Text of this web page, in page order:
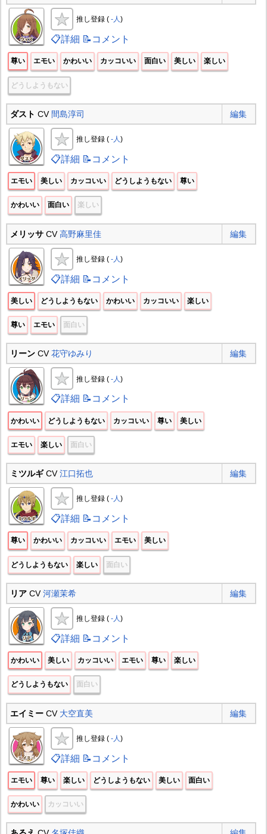
推し登録 ( -人)
📋詳細 📝コメント
尊い エモい かわいい カッコいい 面白い 美しい 楽しい
どうしようもない
ダスト CV 間島淳司 編集
推し登録 ( -人)
📋詳細 📝コメント
エモい 美しい カッコいい どうしようもない 尊い
かわいい 面白い 楽しい
メリッサCV高野麻里佳 編集
推し登録 ( -人)
📋詳細 📝コメント
美しい どうしようもない かわいい カッコいい 楽しい
尊い エモい 面白い
リーンCV花守ゆみり 編集
推し登録 ( -人 )
📋詳細 📝コメント
かわいい どうしようもない カッコいい 尊い 美しい
エモい 楽しい 面白い
ミツルギCV江口拓也 編集
推し登録 ( -人)
📋詳細 📝コメント
尊い かわいい カッコいい エモい 美しい
どうしようもない 楽しい 面白い
リアCV河瀬茉希 編集
推し登録 ( -人)
📋詳細 📝コメント
かわいい 美しい カッコいい エモい 尊い 楽しい
どうしようもない 面白い
エイミーCV 大空直美 編集
推し登録 ( -人)
📋詳細 📝コメント
エモい 尊い 楽しい どうしようもない 美しい 面白い
かわいい カッコいい